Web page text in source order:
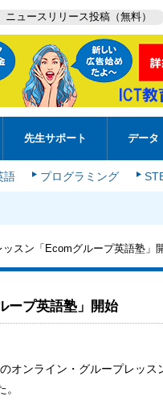
ニュースリリース投稿（無料）
先生サポート データ
語 プログラミング
スン「Ecomグループ英語塾」
ープ英語塾」開始
オンライン・グループレッス